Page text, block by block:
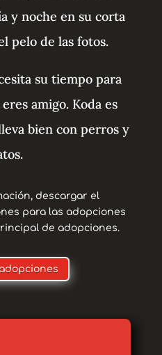
y noche en su corta
pelo de las fotos.
su tiempo para
amigo. Koda es
bien con perros y
descargar el
para las adopciones
de adopciones.